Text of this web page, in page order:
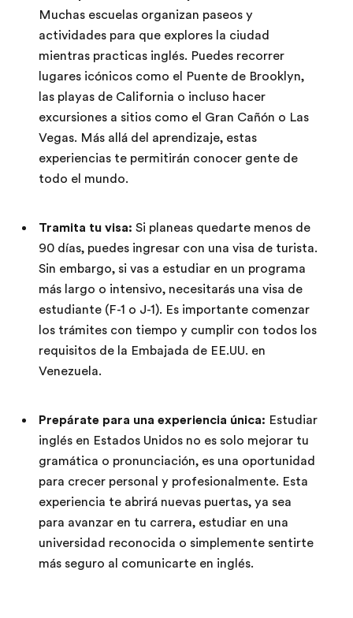
Muchas escuelas organizan paseos y
actividades para que explores la ciudad
mientras practicas inglés. Puedes recorrer
lugares icónicos como el Puente de Brooklyn,
las playas de California o incluso hacer
excursiones a sitios como el Gran Cañón o Las
Vegas. Más allá del aprendizaje, estas
experiencias te permitirán conocer gente de
todo el mundo.
Tramita tu visa: Si planeas quedarte menos de
90 días, puedes ingresar con una visa de turista.
Sin embargo, si vas a estudiar en un programa
más largo o intensivo, necesitarás una visa de
estudiante (F-1 o J-1). Es importante comenzar
los trámites con tiempo y cumplir con todos los
requisitos de la Embajada de EE.UU. en
Venezuela.
Prepárate para una experiencia única: Estudiar
inglés en Estados Unidos no es solo mejorar tu
gramática o pronunciación, es una oportunidad
para crecer personal y profesionalmente. Esta
experiencia te abrirá nuevas puertas, ya sea
para avanzar en tu carrera, estudiar en una
universidad reconocida o simplemente sentirte
más seguro al comunicarte en inglés.